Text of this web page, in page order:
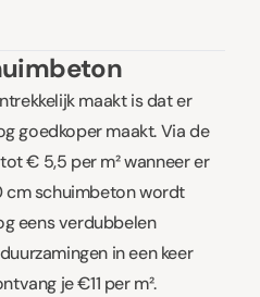
maakt is dat er
goedkoper maakt. Via de
€ 5,5 per m² wanneer er
cm schuimbeton wordt
eens verdubbelen
in een keer
je €11 per m².